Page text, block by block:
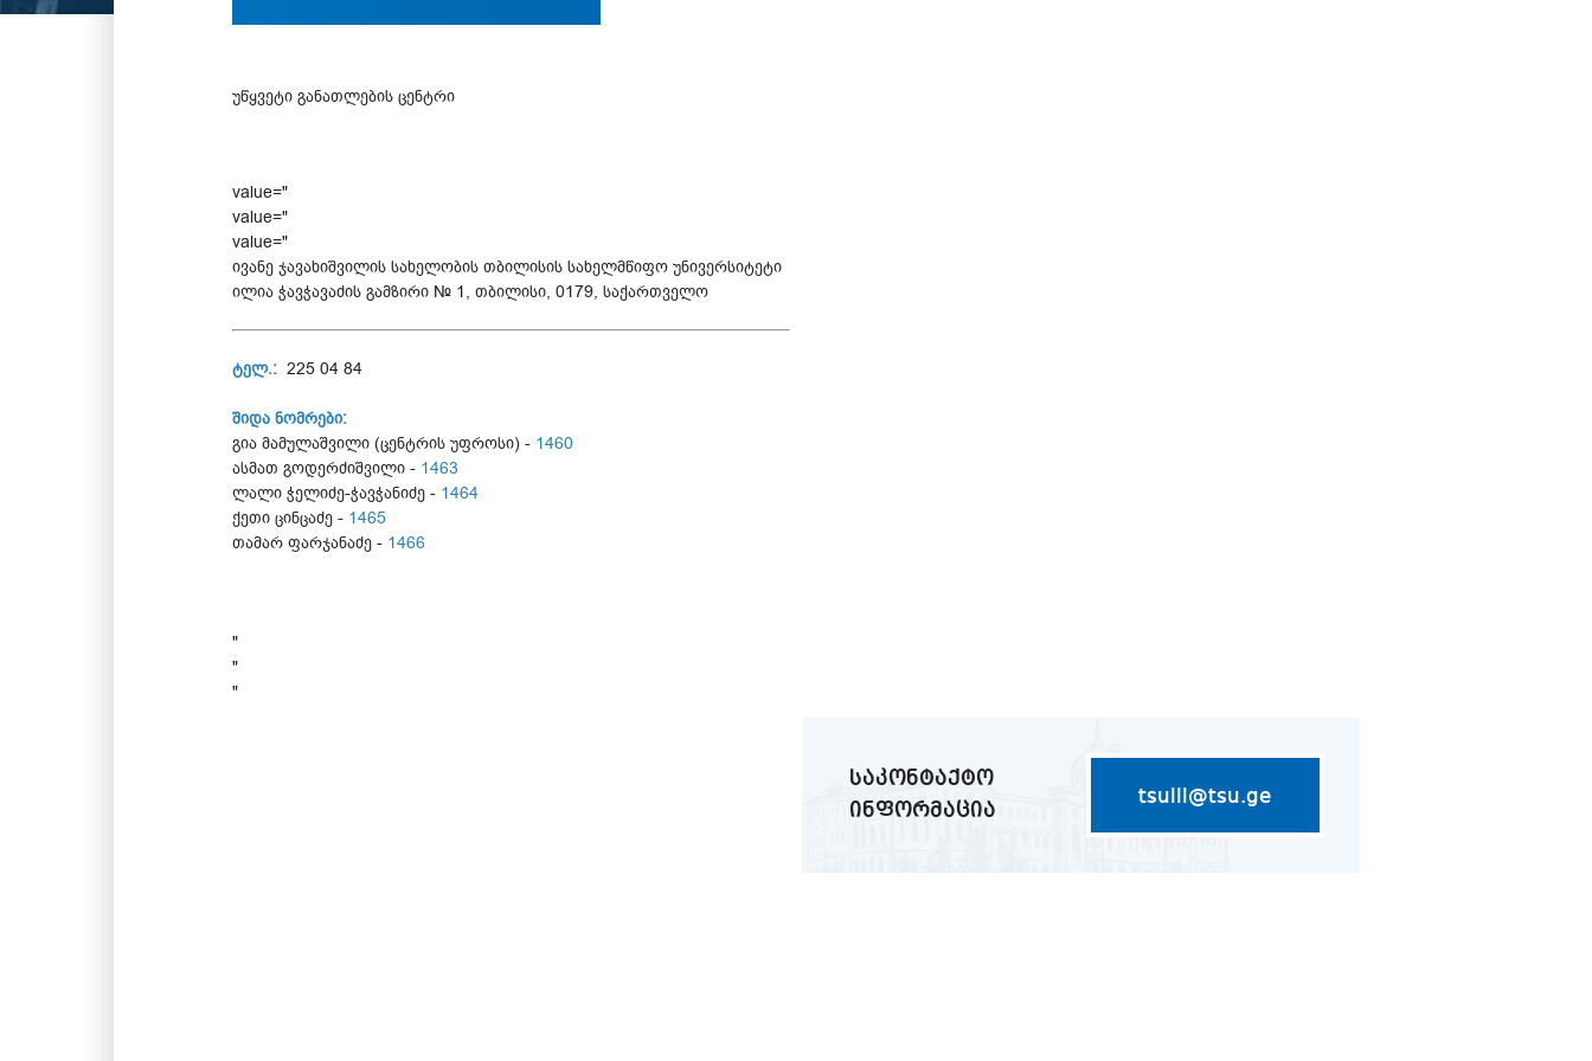
უწყვეტი განათლების ცენტრი
value="
value="
value="
ივანე ჯავახიშვილის სახელობის თბილისის სახელმწიფო უნივერსიტეტი
ილია ჭავჭავაძის გამზირი № 1, თბილისი, 0179, საქართველო
ტელ.: 225 04 84
შიდა ნომრები:
გია მამულაშვილი (ცენტრის უფროსი) - 1460
ასმათ გოდერძიშვილი - 1463
ლალი ჭელიძე-ჭავჭანიძე - 1464
ქეთი ცინცაძე - 1465
თამარ ფარჯანაძე - 1466
"
"
"
საკონტაქტო
ინფორმაცია
tsulll@tsu.ge